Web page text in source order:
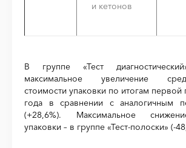
и кетонов
В группе «Тест
максимальное увеличение
стоимости упаковки по итогам
года в сравнении с аналогичным
(+28,6%). Максимальное
упаковки – в группе «Тест-полоски» (-